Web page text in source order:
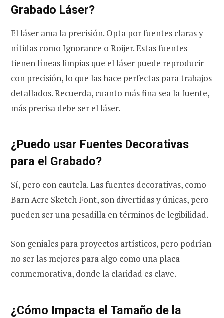
Grabado Láser?
El láser ama la precisión. Opta por fuentes claras y
nítidas como Ignorance o Roijer. Estas fuentes
tienen líneas limpias que el láser puede reproducir
con precisión, lo que las hace perfectas para trabajos
detallados. Recuerda, cuanto más fina sea la fuente,
más precisa debe ser el láser.
¿Puedo usar Fuentes Decorativas
para el Grabado?
Sí, pero con cautela. Las fuentes decorativas, como
Barn Acre Sketch Font, son divertidas y únicas, pero
pueden ser una pesadilla en términos de legibilidad.
Son geniales para proyectos artísticos, pero podrían
no ser las mejores para algo como una placa
conmemorativa, donde la claridad es clave.
¿Cómo Impacta el Tamaño de la